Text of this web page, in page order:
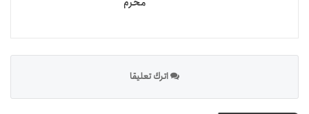
اترك تعليقا